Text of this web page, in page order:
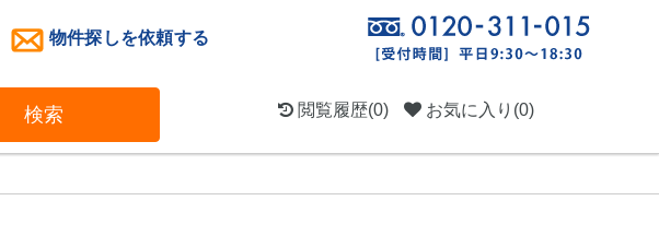
物件探しを依頼する
検索 閲覧履歴(0) お気に入り (0)